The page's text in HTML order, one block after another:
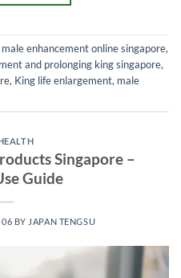
male enhancement online singapore,
and prolonging king singapore,
, King life enlargement, male
Singapore –
Guide
06 BY JAPAN TENGSU